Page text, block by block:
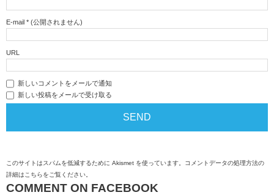
E-mail * (公開されません)
URL
新しいコメントをメールで通知
新しい投稿をメールで受け取る
このサイトはスパムを低減するために Akismet を使っています。 コメントデータの処理方法の
詳細はこちらをご覧ください
COMMENT ON FACEBOOK